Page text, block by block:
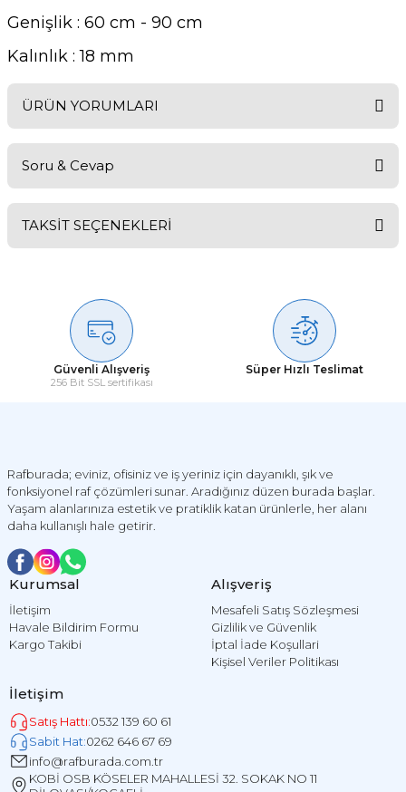
Genişlik : 60 cm - 90 cm
Kalınlık : 18 mm
ÜRÜN YORUMLARI
Soru & Cevap
Ürün hakkında henüz soru sorulmamış.
TAKSİT SEÇENEKLERİ
Güvenli Alışveriş
256 Bit SSL sertifikası
Süper Hızlı Teslimat
Rafburada; eviniz, ofisiniz ve iş yeriniz için dayanıklı, şık ve
fonksiyonel raf çözümleri sunar. Aradığınız düzen burada başlar.
Yaşam alanlarınıza estetik ve pratiklik katan ürünlerle, her alanı
daha kullanışlı hale getirir.
Kurumsal
İletişim
Havale Bildirim Formu
Kargo Takibi
Alışveriş
Mesafeli Satış Sözleşmesi
Gizlilik ve Güvenlik
İptal İade Koşullari
Kişisel Veriler Politikası
İletişim
Satış Hattı:0532 139 60 61
Sabit Hat:0262 646 67 69
info@rafburada.com.tr
KOBİ OSB KÖSELER MAHALLESİ 32. SOKAK NO 11